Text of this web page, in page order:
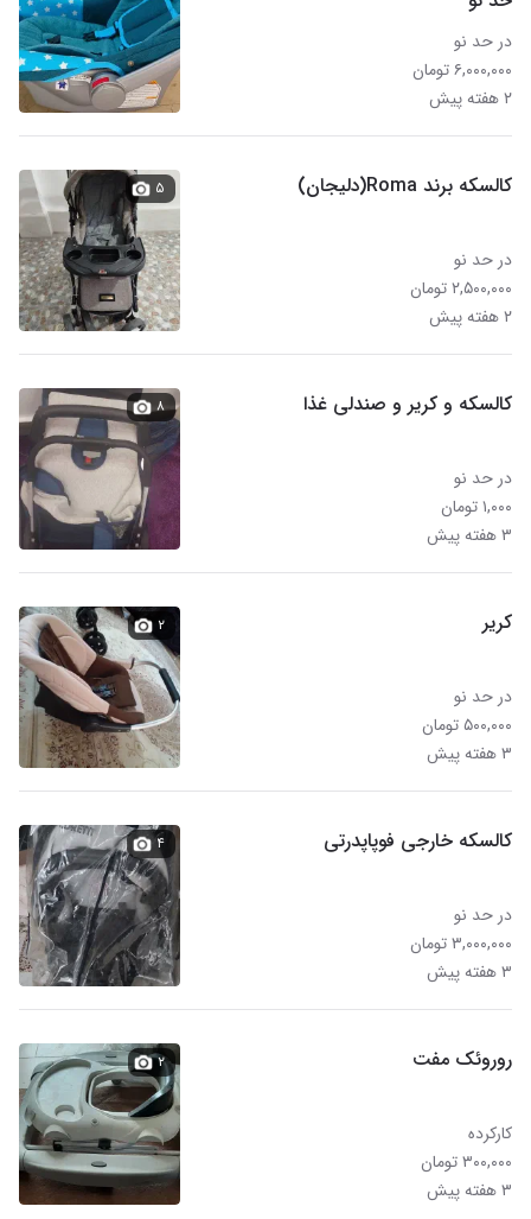
در حد نو
۶,۰۰۰,۰۰۰ تومان
۲ هفته پیش
کالسکه برند Roma(دلیجان)
در حد نو
۲,۵۰۰,۰۰۰ تومان
۲ هفته پیش
۵
کالسکه و کریر و صندلی غذا
در حد نو
۱,۰۰۰ تومان
۳ هفته پیش
۸
کریر
در حد نو
۵۰۰,۰۰۰ تومان
۳ هفته پیش
۲
کالسکه خارجی فوپاپدرتی
در حد نو
۳,۰۰۰,۰۰۰ تومان
۳ هفته پیش
۴
روروئک مفت
کارکرده
۳۰۰,۰۰۰ تومان
۳ هفته پیش
۲